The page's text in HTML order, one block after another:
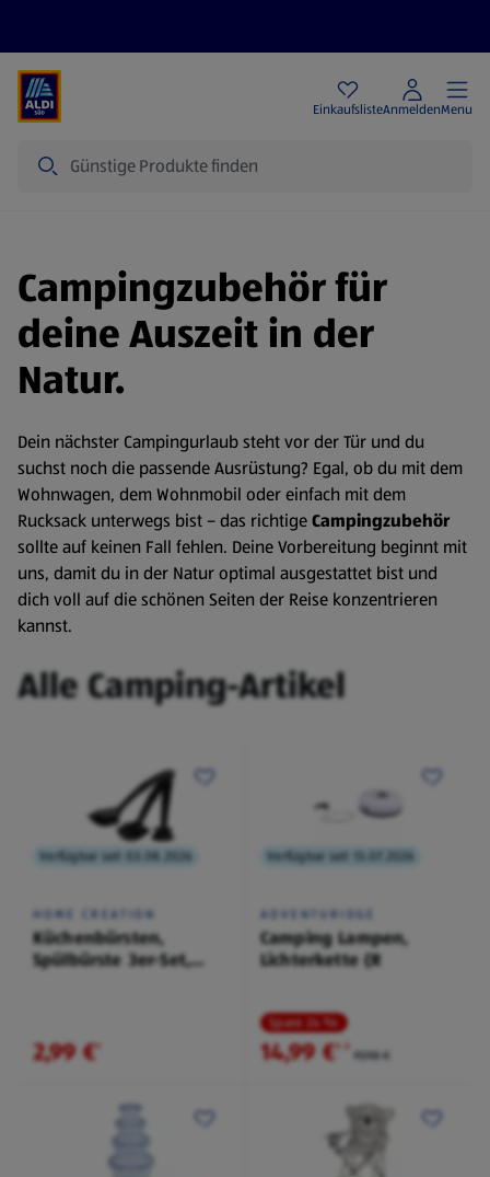
EinkaufslisteAnmeldenMenu
Campingzubehör für
deine Auszeit in der
Natur.
Dein nächster Campingurlaub steht vor der Tür und du
suchst noch die passende Ausrüstung? Egal, ob du mit dem
Wohnwagen, dem Wohnmobil oder einfach mit dem
Rucksack unterwegs bist – das richtigeCampingzubehör
sollte auf keinen Fall fehlen. Deine Vorbereitung beginnt mit
uns, damit du in der Natur optimal ausgestattet bist und
dich voll auf die schönen Seiten der Reise konzentrieren
kannst.
Alle Camping-Artikel
Verfügbar seit 03.08.2026
HOME CREATION
Küchenbürsten,
Spülbürste 3er-Set,
2,99 €¹
Verfügbar seit 13.07.2026
ADVENTURIDGE
Camping Lampen,
Lichterkette (R
Spare 24 %
14,99 €¹ ² 19,98 €